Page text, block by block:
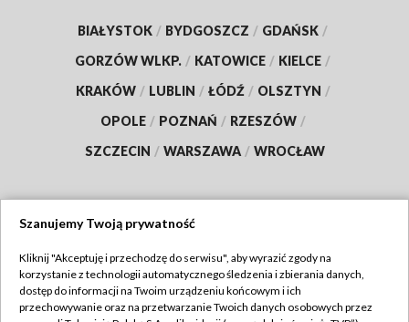
BIAŁYSTOK / BYDGOSZCZ / GDAŃSK /
GORZÓW WLKP. / KATOWICE / KIELCE /
KRAKÓW / LUBLIN / ŁÓDŹ / OLSZTYN /
OPOLE / POZNAŃ / RZESZÓW /
SZCZECIN / WARSZAWA / WROCŁAW
TVP
Abonament TVP
Regulamin TVP
Szanujemy Twoją prywatność
Kliknij "Akceptuję i przechodzę do serwisu", aby wyrazić zgody na
korzystanie z technologii automatycznego śledzenia i zbierania danych,
dostęp do informacji na Twoim urządzeniu końcowym i ich
przechowywanie oraz na przetwarzanie Twoich danych osobowych przez